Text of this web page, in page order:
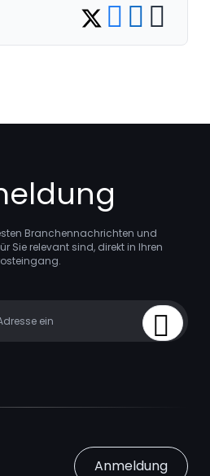
Share on Twitter
Share on Facebook
Share on
Copy link
Branchennachrichten und
Sie relevant sind, direkt in Ihren
Sign Up
Anmeldung